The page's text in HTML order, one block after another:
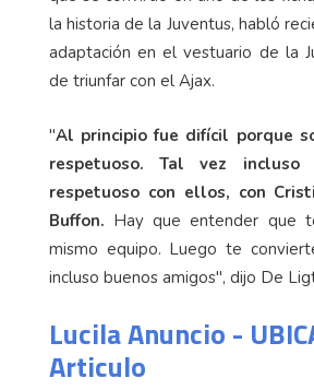
la historia de la Juventus, habló
adaptación en el vestuario de la
de triunfar con el Ajax.
"Al principio fue difícil porque
respetuoso. Tal vez incluso
respetuoso con ellos, con
Buffon. Hay que entender que
mismo equipo. Luego te
incluso buenos amigos", dijo De
Lucila Anuncio -
Articulo